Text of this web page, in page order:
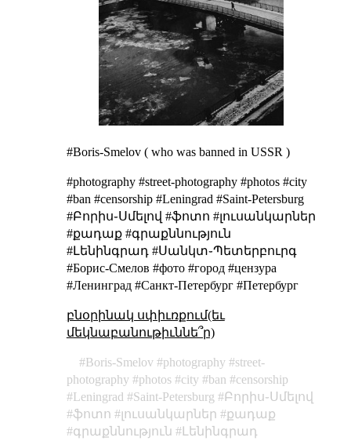
#Boris-Smelov ( who was banned in USSR )
#photography #street-photography #photos #city
#ban #censorship #Leningrad #Saint-Petersburg
#Բորիս֊Սմելով #ֆոտո #լուսանկարներ
#քադաք #գրաքննություն
#Լենինգրադ #Սանկտ֊Պետերբուրգ
#Борис-Смелов #фото #город #цензура
#Ленинград #Санкт-Петербург #Петербург
բնօրինակ սփիւռքում(եւ
մեկնաբանութիւննե՞ր)
Boris-Smelov photography
street-
photography
photos city ban
censorship
Leningrad
Saint-Petersburg
Բորիս֊Սմելով
ֆոտո
լուսանկարներ
քադաք
գրաքննություն
Լենինգրադ